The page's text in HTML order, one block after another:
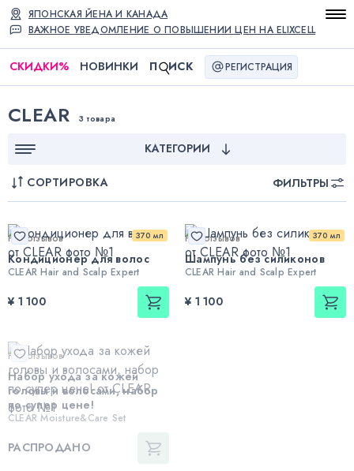
ВАЖНОЕ УВЕДОМЛЕНИЕ О ПОВЫШЕНИИ ЦЕН НА ELIXCELL
ЯПОНСКАЯ ЙЕНА И КАНАДА
СКИДКИ% НОВИНКИ П ИСК РЕГИСТРАЦИЯ
CLEAR 3 товара
КАТЕГОРИИ
СОРТИРОВКА ФИЛЬТРЫ
370 мл
Нет отзывов
Кондиционер для волос
CLEAR Hair and Scalp Expert
¥ 1 100
370 мл
Нет отзывов
Шампунь без силиконов
CLEAR Hair and Scalp Expert
¥ 1 100
Нет отзывов
Набор ухода за кожей
головы и волосами, набор
по супер цене!
CLEAR Moisture&Care Set
РАСПРОДАНО